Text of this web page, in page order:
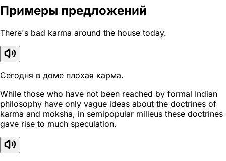
Примеры предложений
There's bad karma around the house today.
Сегодня в доме плохая карма.
While those who have not been reached by formal Indian
philosophy have only vague ideas about the doctrines of
karma and moksha, in semipopular milieus these doctrines
gave rise to much speculation.